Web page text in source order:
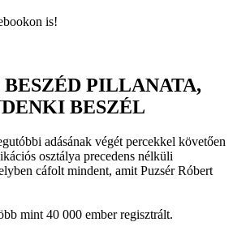
is!
PILLANATA,
BESZÉL
adásának végét percekkel követően
osztálya precedens nélküli
cáfolt mindent, amit Puzsér Róbert
mint 40 000 ember regisztrált.